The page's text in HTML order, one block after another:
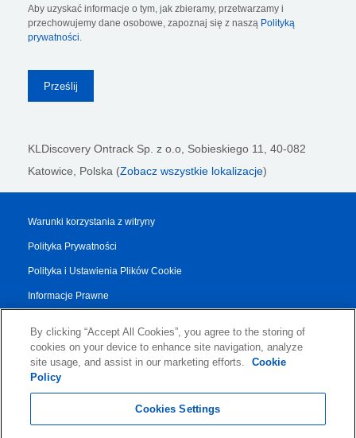
Aby uzyskać informacje o tym, jak zbieramy, przetwarzamy i
przechowujemy dane osobowe, zapoznaj się z naszą Polityką
prywatności.
KLDiscovery Ontrack Sp. z o.o, Sobieskiego 11, 40-082
Katowice, Polska (Zobacz wszystkie lokalizacje)
Warunki korzystania z witryny
Polityka Prywatności
Polityka i Ustawienia Plików Cookie
Informacje Prawne
Regulamin Dotyczący Usług
Authorised Partner Agreement
By clicking “Accept All Cookies”, you agree to the storing of
cookies on your device to enhance site navigation, analyze
site usage, and assist in our marketing efforts.
Cookie
Policy
Cookies Settings